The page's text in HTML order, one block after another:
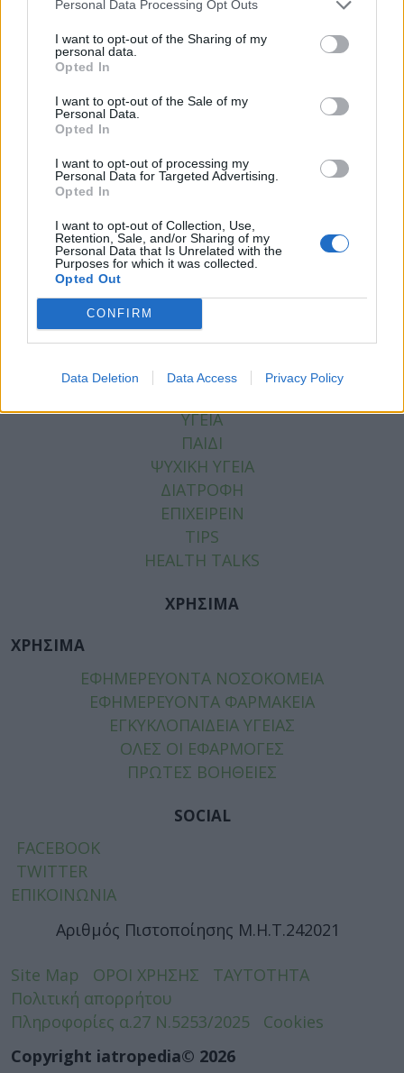
Personal Data Processing Opt Outs
I want to opt-out of the Sharing of my
personal data.
Opted In
I want to opt-out of the Sale of my
Personal Data.
Opted In
I want to opt-out of processing my
Personal Data for Targeted Advertising.
Opted In
I want to opt-out of Collection, Use,
Retention, Sale, and/or Sharing of my
Personal Data that Is Unrelated with the
Purposes for which it was collected.
Opted Out
CONFIRM
Data Deletion Data Access Privacy Policy
Facebook
Tags:ΝΥΣΤΑ,ΞΕΚΟΥΡΑΣΗ,Σημαντικές Ειδήσεις
Υγείας,ΧΑΣΜΟΥΡΗΤΟ
ΥΓΕΙΑ
ΠΑΙΔΙ
ΨΥΧΙΚΗ ΥΓΕΙΑ
ΔΙΑΤΡΟΦΗ
ΕΠΙΧΕΙΡΕΙΝ
TIPS
HEALTH TALKS
ΧΡΗΣΙΜΑ
ΧΡΗΣΙΜΑ
ΕΦΗΜΕΡΕΥΟΝΤΑ ΝΟΣΟΚΟΜΕΙΑ
ΕΦΗΜΕΡΕΥΟΝΤΑ ΦΑΡΜΑΚΕΙΑ
ΕΓΚΥΚΛΟΠΑΙΔΕΙΑ ΥΓΕΙΑΣ
ΟΛΕΣ ΟΙ ΕΦΑΡΜΟΓΕΣ
ΠΡΩΤΕΣ ΒΟΗΘΕΙΕΣ
SOCIAL
FACEBOOK
TWITTER
ΕΠΙΚΟΙΝΩΝΙΑ
Αριθμός Πιστοποίησης Μ.Η.Τ.242021
Site Map ΟΡΟΙ ΧΡΗΣΗΣ
ΤΑΥΤΟΤΗΤΑ
Πολιτική απορρήτου
Πληροφορίες α.27 Ν.5253/2025
Cookies
Copyright iatropedia© 2026